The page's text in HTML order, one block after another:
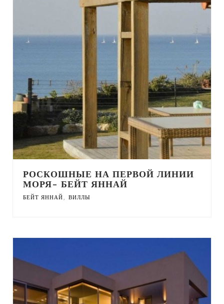
РОСКОШНЫЕ НА ПЕРВОЙ ЛИНИИ
МОРЯ- БЕЙТ ЯННАЙ
БЕЙТ ЯННАЙ, ВИЛЛЫ